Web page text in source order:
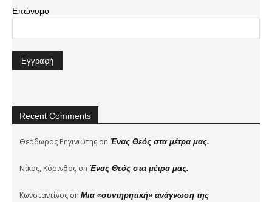
Επώνυμο
Recent Comments
Θεόδωρος Ρηγινιώτης on Ένας Θεός στα μέτρα μας.
Νίκος, Κόρινθος on Ένας Θεός στα μέτρα μας.
Κωνσταντίνος on Μια «συντηρητική» ανάγνωση της